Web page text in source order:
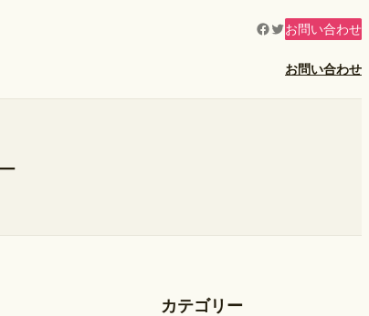
Facebook
Twitter
お問い合わせ
お問い合わせ
カテゴリー